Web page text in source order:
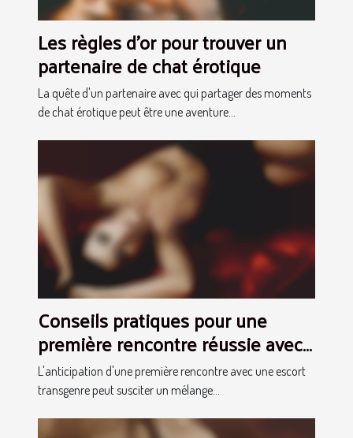
Les règles d'or pour trouver un
partenaire de chat érotique
La quête d'un partenaire avec qui partager des moments
de chat érotique peut être une aventure...
Conseils pratiques pour une
première rencontre réussie avec
une escort transgenre
L'anticipation d'une première rencontre avec une escort
transgenre peut susciter un mélange...